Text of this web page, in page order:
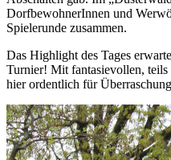
DorfbewohnerInnen und
Spielerunde zusammen.
Das Highlight des Tages
Turnier! Mit fantasievollen,
hier ordentlich für